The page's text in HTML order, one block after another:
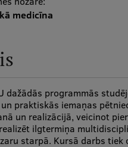
un ekspozīcijas
medicīna
dažādās programmās
praktiskās iemaņas
un realizācijā, veicinot
ilgtermiņa
starpā. Kursā darbs tiek